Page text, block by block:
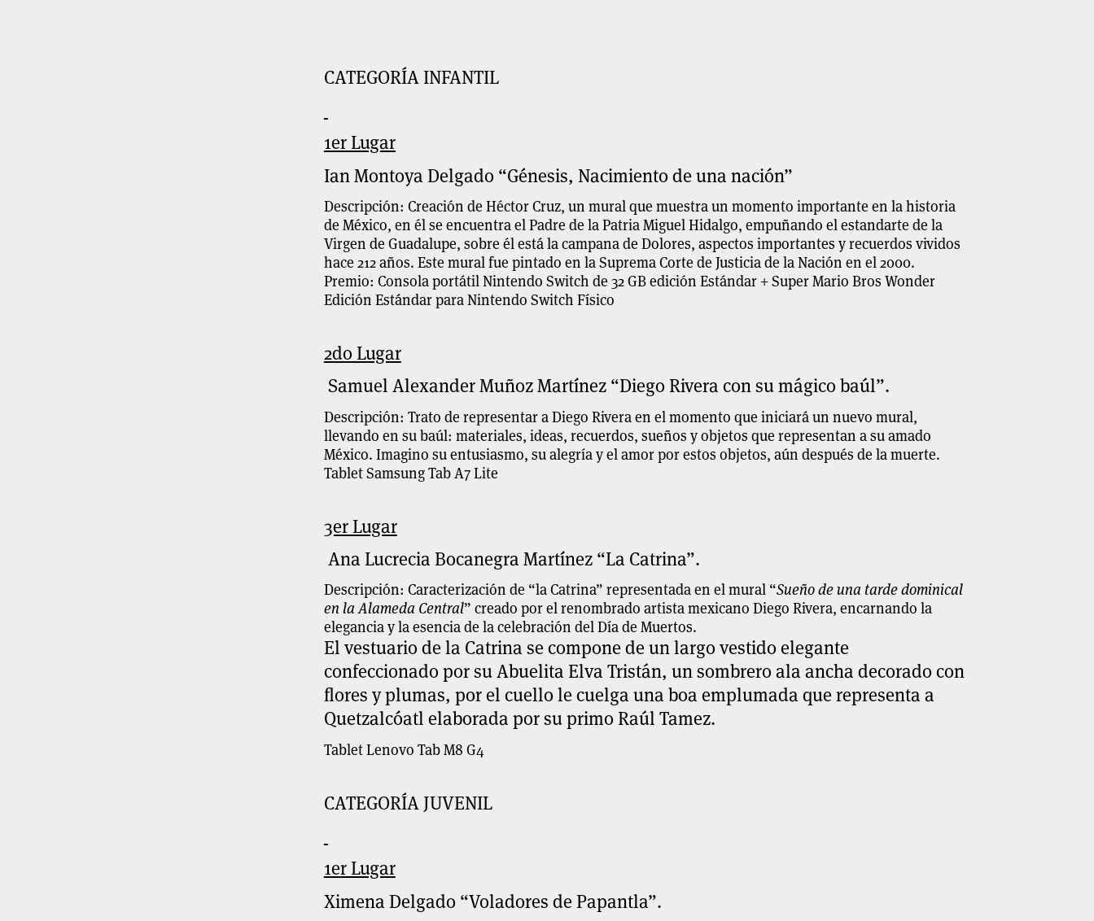
CATEGORÍA INFANTIL
1er Lugar
Ian Montoya Delgado “Génesis, Nacimiento de una nación”
Descripción: Creación de Héctor Cruz, un mural que muestra un momento importante en la historia
de México, en él se encuentra el Padre de la Patria Miguel Hidalgo, empuñando el estandarte de la
Virgen de Guadalupe, sobre él está la campana de Dolores, aspectos importantes y recuerdos vividos
hace 212 años. Este mural fue pintado en la Suprema Corte de Justicia de la Nación en el 2000.
Premio: Consola portátil Nintendo Switch de 32 GB edición Estándar + Super Mario Bros Wonder
Edición Estándar para Nintendo Switch Físico
2do Lugar
Samuel Alexander Muñoz Martínez “Diego Rivera con su mágico baúl”.
Descripción: Trato de representar a Diego Rivera en el momento que iniciará un nuevo mural,
llevando en su baúl: materiales, ideas, recuerdos, sueños y objetos que representan a su amado
México. Imagino su entusiasmo, su alegría y el amor por estos objetos, aún después de la muerte.
Tablet Samsung Tab A7 Lite
3er Lugar
Ana Lucrecia Bocanegra Martínez “La Catrina”.
Descripción: Caracterización de “la Catrina” representada en el mural “Sueño de una tarde dominical
en la Alameda Central” creado por el renombrado artista mexicano Diego Rivera, encarnando la
elegancia y la esencia de la celebración del Día de Muertos.
El vestuario de la Catrina se compone de un largo vestido elegante
confeccionado por su Abuelita Elva Tristán, un sombrero ala ancha decorado con
flores y plumas, por el cuello le cuelga una boa emplumada que representa a
Quetzalcóatl elaborada por su primo Raúl Tamez.
Tablet Lenovo Tab M8 G4
CATEGORÍA JUVENIL
1er Lugar
Ximena Delgado “Voladores de Papantla”.